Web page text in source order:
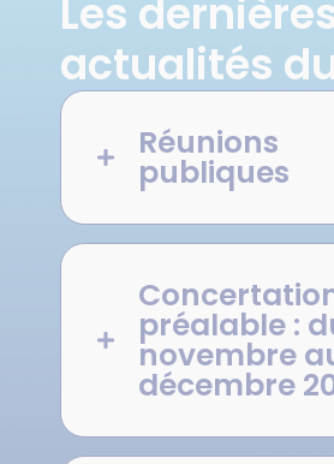
Les
actualités
Réunions
publiques
préalable :
novembre
décembre